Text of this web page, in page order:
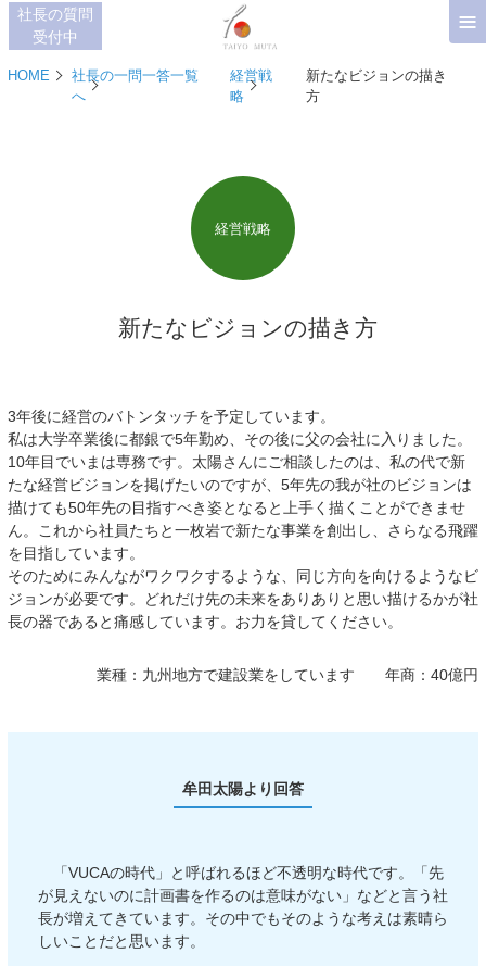
社長の質問
受付中
≡
HOME
社長の一問一答一覧
へ
経営戦
略
新たなビジョンの描き
方
経営戦略
新たなビジョンの描き方
3年後に経営のバトンタッチを予定しています。
私は大学卒業後に都銀で5年勤め、その後に父の会社に入りました。
10年目でいまは専務です。太陽さんにご相談したのは、私の代で新
たな経営ビジョンを掲げたいのですが、5年先の我が社のビジョンは
描けても50年先の目指すべき姿となると上手く描くことができませ
ん。これから社員たちと一枚岩で新たな事業を創出し、さらなる飛躍
を目指しています。
そのためにみんながワクワクするような、同じ方向を向けるようなビ
ジョンが必要です。どれだけ先の未来をありありと思い描けるかが社
長の器であると痛感しています。お力を貸してください。
業種： 九州地方で建設業をしています 年商： 40億円
牟田太陽より回答
「VUCAの時代」と呼ばれるほど不透明な時代です。「先
が見えないのに計画書を作るのは意味がない」などと言う社
長が増えてきています。その中でもそのような考えは素晴ら
しいことだと思います。